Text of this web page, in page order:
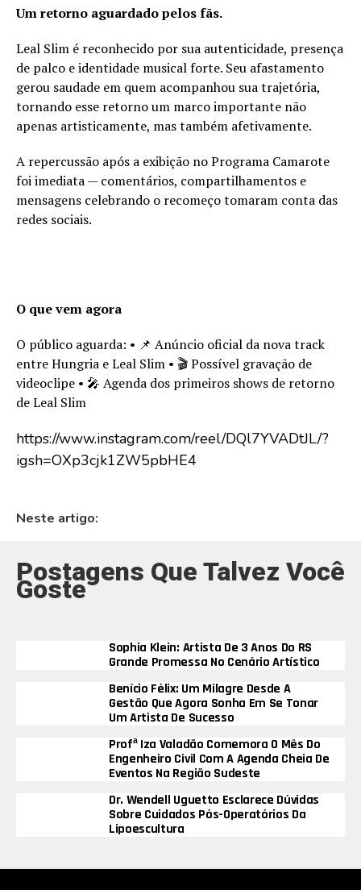
Um retorno aguardado pelos fãs.
Leal Slim é reconhecido por sua autenticidade, presença
de palco e identidade musical forte. Seu afastamento
gerou saudade em quem acompanhou sua trajetória,
tornando esse retorno um marco importante não
apenas artisticamente, mas também afetivamente.
A repercussão após a exibição no Programa Camarote
foi imediata — comentários, compartilhamentos e
mensagens celebrando o recomeço tomaram conta das
redes sociais.
O que vem agora
O público aguarda: • 📌 Anúncio oficial da nova track
entre Hungria e Leal Slim • 🎬 Possível gravação de
videoclipe • 🎤 Agenda dos primeiros shows de retorno
de Leal Slim
https://www.instagram.com/reel/DQl7YVADtJL/?
igsh=OXp3cjk1ZW5pbHE4
Neste artigo:
Postagens Que Talvez Você
Goste
Sophia Klein: Artista De 3 Anos Do RS
Grande Promessa No Cenário Artístico
Benício Félix: Um Milagre Desde A
Gestão Que Agora Sonha Em Se Tonar
Um Artista De Sucesso
Profª Iza Valadão Comemora O Mês Do
Engenheiro Civil Com A Agenda Cheia De
Eventos Na Região Sudeste
Dr. Wendell Uguetto Esclarece Dúvidas
Sobre Cuidados Pós-Operatórios Da
Lipoescultura